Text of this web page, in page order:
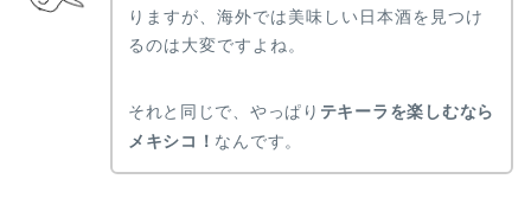
りますが、海外では美味しい日本酒を見つけ
るのは大変ですよね。
それと同じで、やっぱり テキーラを楽しむなら
メキシコ！ なんです。